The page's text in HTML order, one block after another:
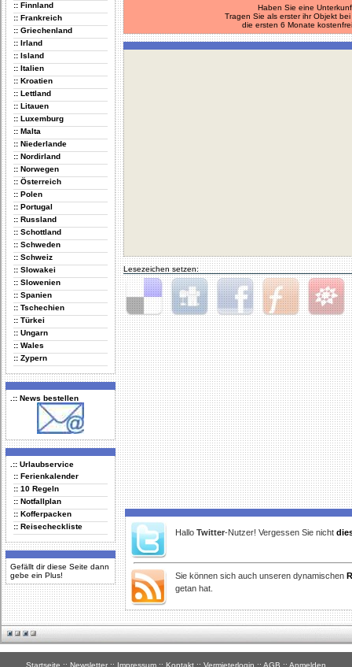
:: Finnland
:: Frankreich
:: Griechenland
:: Irland
:: Island
:: Italien
:: Kroatien
:: Lettland
:: Litauen
:: Luxemburg
:: Malta
:: Niederlande
:: Nordirland
:: Norwegen
:: Österreich
:: Polen
:: Portugal
:: Russland
:: Schottland
:: Schweden
:: Schweiz
:: Slowakei
:: Slowenien
:: Spanien
:: Tschechien
:: Türkei
:: Ungarn
:: Wales
:: Zypern
.:: News bestellen
.:: Urlaubservice
:: Ferienkalender
:: 10 Regeln
:: Notfallplan
:: Kofferpacken
:: Reisecheckliste
Gefällt dir diese Seite dann
gebe ein Plus!
Haben Sie eine
Tragen Sie als erster ihr Objekt
die ersten 6 Monate
Lesezeichen setzen:
Delicious Digg Facebook Furl StudiVZ
Hallo Twitter-Nutzer! Vergessen Sie nicht
Sie können sich auch unseren dynamischen
getan hat.
Startseite :: Newsletter :: Impressum :: Kontakt :: Vermieterlogin :: AGB :: Anmelden